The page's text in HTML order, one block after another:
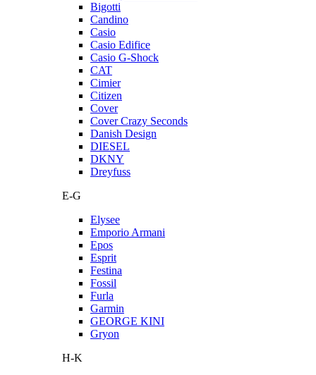
Bigotti
Candino
Casio
Casio Edifice
Casio G-Shock
CAT
Cimier
Citizen
Cover
Cover Crazy Seconds
Danish Design
DIESEL
DKNY
Dreyfuss
E-G
Elysee
Emporio Armani
Epos
Esprit
Festina
Fossil
Furla
Garmin
GEORGE KINI
Gryon
H-K